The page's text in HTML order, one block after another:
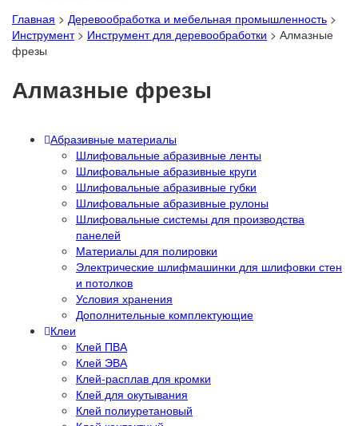
Главная > Деревообработка и мебельная промышленность >
Инструмент> Инструмент для деревообработки > Алмазные
фрезы
Алмазные фрезы
Абразивные материалы
Шлифовальные абразивные ленты
Шлифовальные абразивные круги
Шлифовальные абразивные губки
Шлифовальные абразивные рулоны
Шлифовальные системы для производства
панелей
Материалы для полировки
Электрические шлифмашинки для шлифовки стен
и потолков
Условия хранения
Дополнительные комплектующие
Клеи
Клей ПВА
Клей ЭВА
Клей-расплав для кромки
Клей для окутывания
Клей полиуретановый